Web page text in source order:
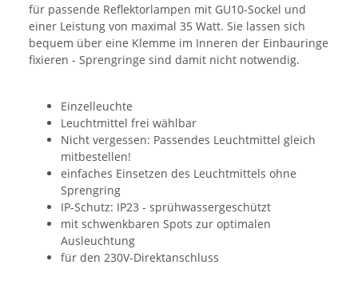
für passende Reflektorlampen mit GU10-Sockel und
einer Leistung von maximal 35 Watt. Sie lassen sich
bequem über eine Klemme im Inneren der Einbauringe
fixieren - Sprengringe sind damit nicht notwendig.
Einzelleuchte
Leuchtmittel frei wählbar
Nicht vergessen: Passendes Leuchtmittel gleich
mitbestellen!
einfaches Einsetzen des Leuchtmittels ohne
Sprengring
IP-Schutz: IP23 - sprühwassergeschützt
mit schwenkbaren Spots zur optimalen
Ausleuchtung
für den 230V-Direktanschluss